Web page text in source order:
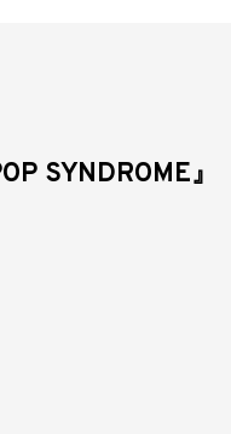
SYNDROME』